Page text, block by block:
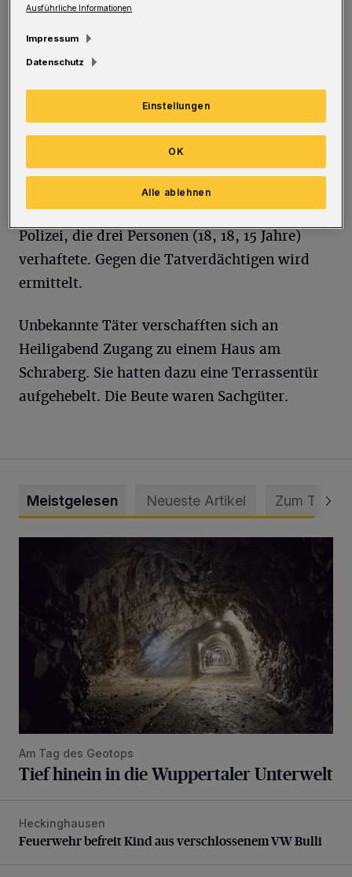
Auch an der Dorotheenstraße wurde an dem
Tag eine Wohnungstür aufgehebelt. Es
verschwanden mehrere Sachgüter. An
Heiligabend (24. Dezember) knackten
Kriminelle gegen 5 Uhr eine Hauseingangstür
an der Steinbeck. Ein Bewohner alarmierte die
Polizei, die drei Personen (18, 18, 15 Jahre)
verhaftete. Gegen die Tatverdächtigen wird
ermittelt.
Unbekannte Täter verschafften sich an
Heiligabend Zugang zu einem Haus am
Schraberg. Sie hatten dazu eine Terrassentür
aufgehebelt. Die Beute waren Sachgüter.
Meistgelesen Neueste Artikel Zum Thema
Am Tag des Geotops
Tief hinein in die Wuppertaler Unterwelt
Feuerwehr befreit Kind aus verschlossenem VW Bulli
Heckinghausen
Feuerwehr befreit Kind aus verschlossenem VW Bulli
Ausführliche Informationen
Impressum
Datenschutz
Einstellungen
Alle ablehnen
OK